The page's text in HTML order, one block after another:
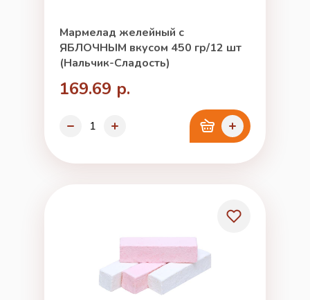
Мармелад желейный с
ЯБЛОЧНЫМ вкусом 450 гр/12 шт
(Нальчик-Сладость)
169.69 р.